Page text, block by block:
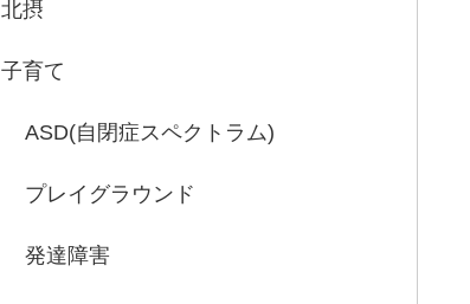
北摂
子育て
ASD(自閉症スペクトラム)
プレイグラウンド
発達障害